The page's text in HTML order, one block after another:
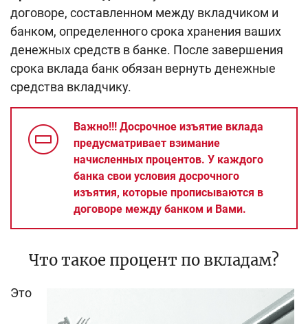
договоре, составленном между вкладчиком и
банком, определенного срока хранения ваших
денежных средств в банке. После завершения
срока вклада банк обязан вернуть денежные
средства вкладчику.
Важно!!! Досрочное изъятие вклада
предусматривает взимание
начисленных процентов. У каждого
банка свои условия досрочного
изъятия, которые прописываются в
договоре между банком и Вами.
Что такое процент по вкладам?
Это